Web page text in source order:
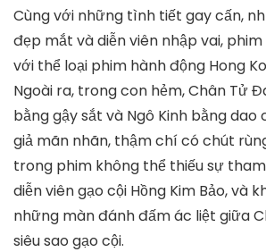
Cùng với những tình tiết gay cấn,
đẹp mắt và diễn viên nhập vai,
với thể loại phim hành động Hong
Ngoài ra, trong con hẻm, Chân Tử
bằng gậy sắt và Ngô Kinh bằng dao
giả mãn nhãn, thậm chí có chút
trong phim không thể thiếu sự
diễn viên gạo cội Hồng Kim Bảo, và
những màn đánh đấm ác liệt giữa
siêu sao gạo cội.